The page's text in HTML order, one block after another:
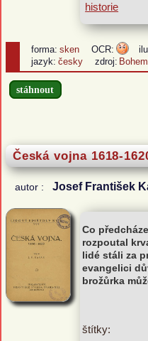
historie
forma: sken OCR:
jazyk: česky zdroj:
stáhnout
Česká vojna 1618-
autor : Josef František
Co
rozpoutal
lidé stáli za
evangelici
brožůrka
štítky: